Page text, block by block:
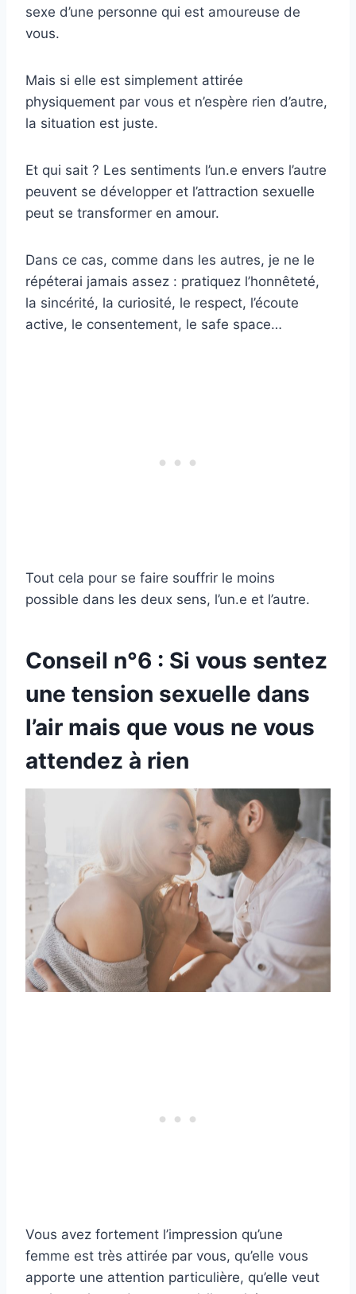
sexe d’une personne qui est amoureuse de
vous.
Mais si elle est simplement attirée
physiquement par vous et n’espère rien d’autre,
la situation est juste.
Et qui sait ? Les sentiments l’un.e envers l’autre
peuvent se développer et l’attraction sexuelle
peut se transformer en amour.
Dans ce cas, comme dans les autres, je ne le
répéterai jamais assez : pratiquez l’honnêteté,
la sincérité, la curiosité, le respect, l’écoute
active, le consentement, le safe space…
Tout cela pour se faire souffrir le moins
possible dans les deux sens, l’un.e et l’autre.
Conseil n°6 : Si vous sentez
une tension sexuelle dans
l’air mais que vous ne vous
attendez à rien
Vous avez fortement l’impression qu’une
femme est très attirée par vous, qu’elle vous
apporte une attention particulière, qu’elle veut